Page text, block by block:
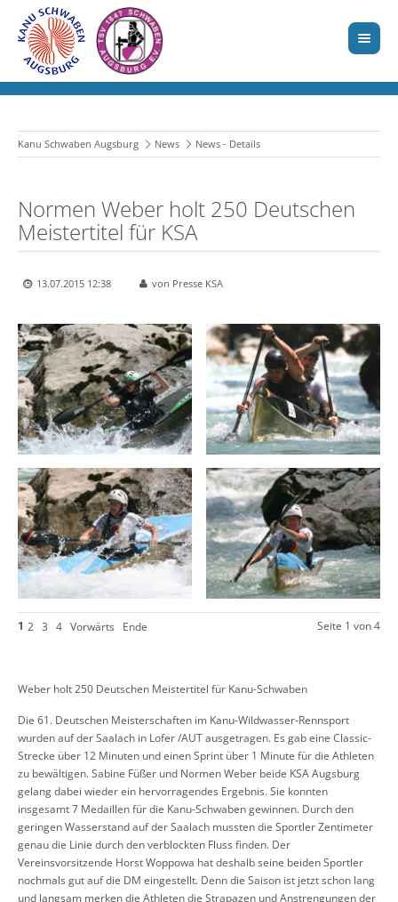
Kanu Schwaben Augsburg News News - Details
Normen Weber holt 250 Deutschen
Meistertitel für KSA
13.07.2015 12:38 von Presse KSA
Seite 1 von 4
1 2 3 4 Vorwärts Ende
Weber holt 250 Deutschen Meistertitel für Kanu-Schwaben
Die 61. Deutschen Meisterschaften im Kanu-Wildwasser-Rennsport
wurden auf der Saalach in Lofer /AUT ausgetragen. Es gab eine Classic-
Strecke über 12 Minuten und einen Sprint über 1 Minute für die Athleten
zu bewältigen. Sabine Füßer und Normen Weber beide KSA Augsburg
gelang dabei wieder ein hervorragendes Ergebnis. Sie konnten
insgesamt 7 Medaillen für die Kanu-Schwaben gewinnen. Durch den
geringen Wasserstand auf der Saalach mussten die Sportler Zentimeter
genau die Linie durch den verblockten Fluss finden. Der
Vereinsvorsitzende Horst Woppowa hat deshalb seine beiden Sportler
nochmals gut auf die DM eingestellt. Denn die Saison ist jetzt schon lang
und langsam merken die Athleten die Strapazen und Anstrengungen der